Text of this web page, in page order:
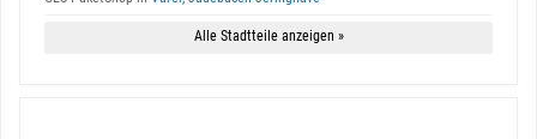
Alle Stadtteile anzeigen »